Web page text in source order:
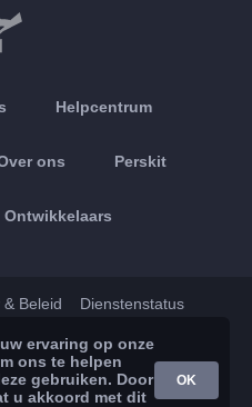
Helpcentrum
ons Perskit
Ontwikkelaars
& Beleid Dienstenstatus
Google Play
ervaring op onze
ons te helpen
gebruiken. Door
u akkoord met dit
OK